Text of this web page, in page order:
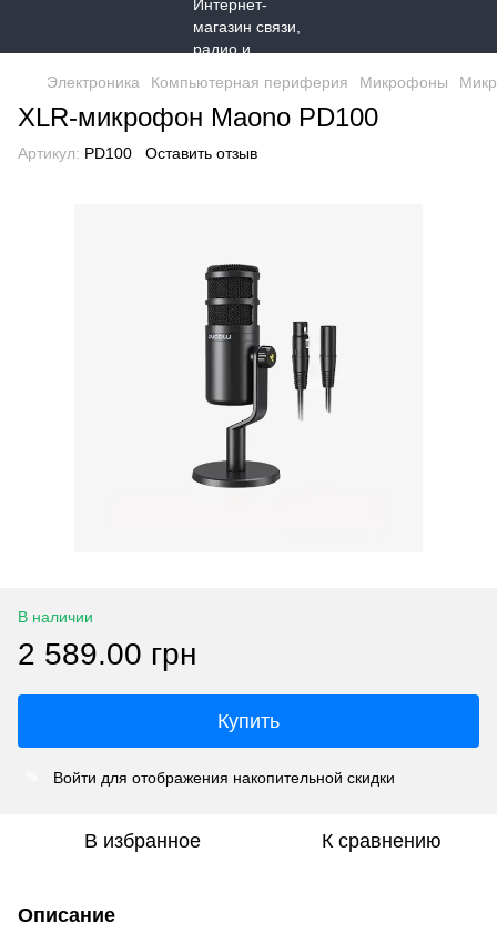
Электроника Компьютерная периферия Микрофоны
XLR-микрофон Maono PD100
Артикул: PD100 Оставить отзыв
В наличии
2 589.00 грн
Купить
Войти для отображения накопительной скидки
В избранное К сравнению
Описание